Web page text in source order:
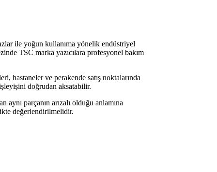
ile yoğun kullanıma yönelik endüstriyel
TSC marka yazıcılara profesyonel bakım
hastaneler ve perakende satış noktalarında
doğrudan aksatabilir.
aynı parçanın arızalı olduğu anlamına
değerlendirilmelidir.